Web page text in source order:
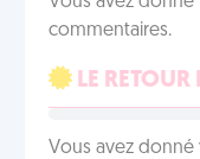
commentaires.
LE
Vous avez